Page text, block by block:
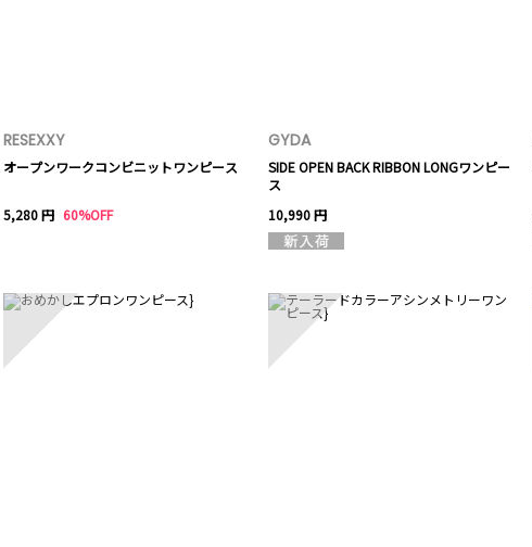
RESEXXY
オープンワークコンビニットワンピース
5,280 円 60%OFF
GYDA
SIDE OPEN BACK RIBBON LONGワンピー
ス
10,990 円